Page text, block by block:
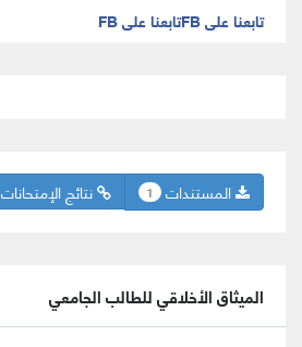
تابعنا على FB تابعنا على FB
نتائج الإمتحانات المستندات 1
الميثاق الأخلاقي للطالب الجامعي